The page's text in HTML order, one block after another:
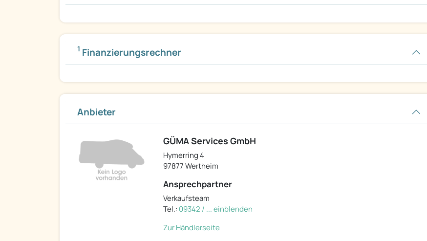
1 Finanzierungsrechner
Anbieter
GÜMA Services GmbH
Hymerring 4
97877 Wertheim
Ansprechpartner
Verkaufsteam
Tel.: 09342 / ... einblenden
Zur Händlerseite